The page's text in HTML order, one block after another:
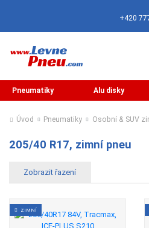
+420
Pneumatiky Alu disky
Úvod Pneumatiky Osobní & SUV
205/40 R17, zimní pneu
ZIMNÍ